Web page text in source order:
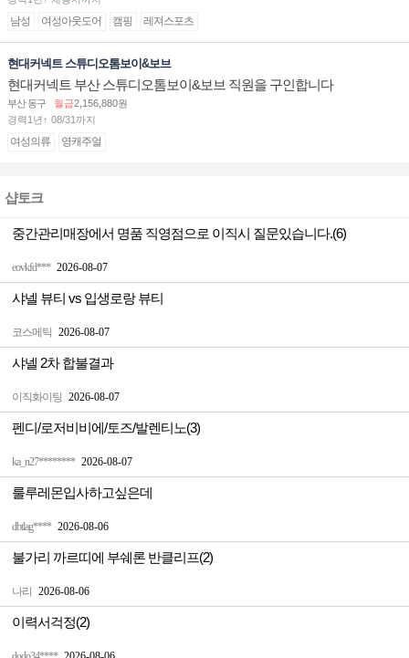
남성 여성아웃도어 캠핑 레져스포츠
현대커넥트 스튜디오톰보이&보브
현대커넥트 부산 스튜디오톰보이&보브 직원을 구인합니다
부산 동구 월급2,156,880원
경력1년↑ 08/31까지
여성의류 영캐주얼
샵토크
eovkfd*** 2026-08-07
중간관리매장에서 명품 직영점으로 이직시 질문있습니다.(6)
코스메틱 2026-08-07
샤넬 뷰티 vs 입생로랑 뷰티
이직화이팅 2026-08-07
샤넬 2차 합불결과
ka_n27******** 2026-08-07
펜디/로저비비에/토즈/발렌티노(3)
dbtlag**** 2026-08-06
룰루레몬입사하고싶은데
나리 2026-08-06
불가리 까르띠에 부쉐론 반클리프(2)
이력서걱정(2)